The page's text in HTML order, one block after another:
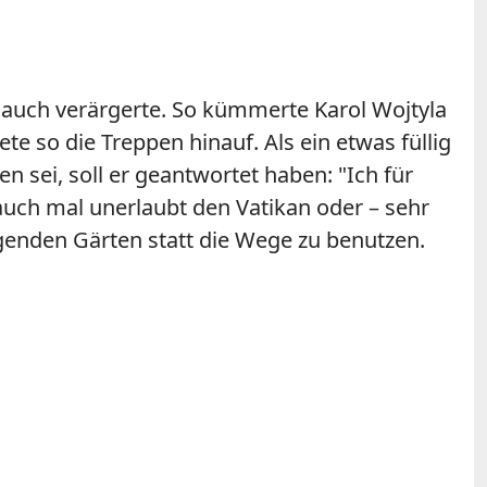
verärgerte. So kümmerte Karol Wojtyla
so die Treppen hinauf. Als ein etwas füllig
sei, soll er geantwortet haben: "Ich für
mal unerlaubt den Vatikan oder – sehr
Gärten statt die Wege zu benutzen.